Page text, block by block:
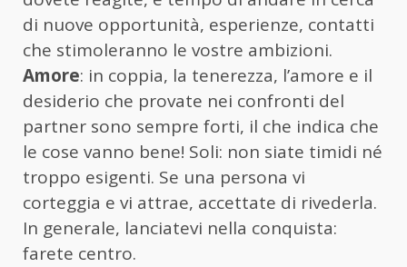
di nuove opportunità, esperienze, contatti
che stimoleranno le vostre ambizioni.
Amore: in coppia, la tenerezza, l’amore e il
desiderio che provate nei confronti del
partner sono sempre forti, il che indica che
le cose vanno bene! Soli: non siate timidi né
troppo esigenti. Se una persona vi
corteggia e vi attrae, accettate di rivederla.
In generale, lanciatevi nella conquista:
farete centro.